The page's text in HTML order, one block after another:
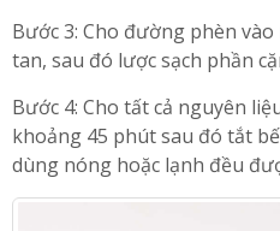
Bước 3: Cho đường phèn
tan, sau đó lược sạch phần
Bước 4: Cho tất cả nguyên
khoảng 45 phút sau đó tắt
dùng nóng hoặc lạnh đều